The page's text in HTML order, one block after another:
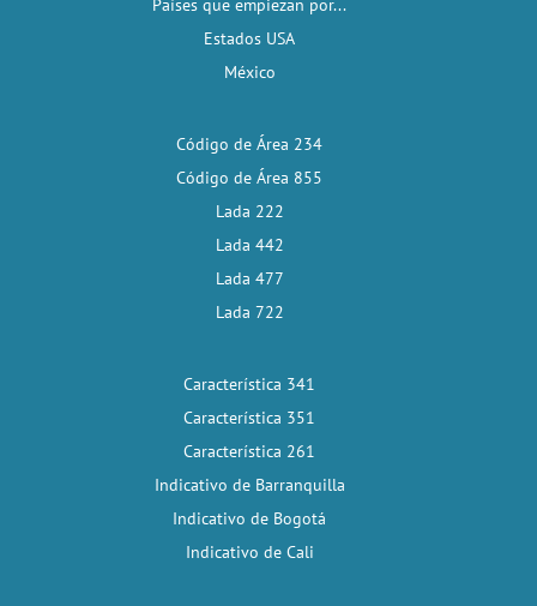
Países que empiezan por...
Estados USA
México
Código de Área 234
Código de Área 855
Lada 222
Lada 442
Lada 477
Lada 722
Característica 341
Característica 351
Característica 261
Indicativo de Barranquilla
Indicativo de Bogotá
Indicativo de Cali